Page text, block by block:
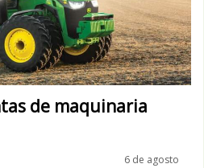
de maquinaria
6 de agosto